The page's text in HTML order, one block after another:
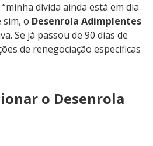
dívida ainda está em dia
sim, o Desenrola Adimplentes
Se já passou de 90 dias de
de renegociação específicas
o Desenrola